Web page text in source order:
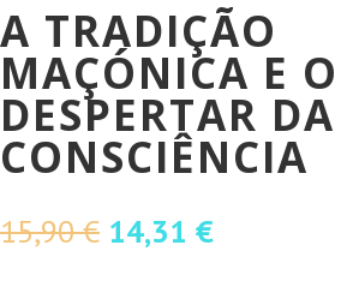
A TRADIÇÃO
MAÇÓNICA E O
DESPERTAR DA
CONSCIÊNCIA
15,90€ O
14,31 €O